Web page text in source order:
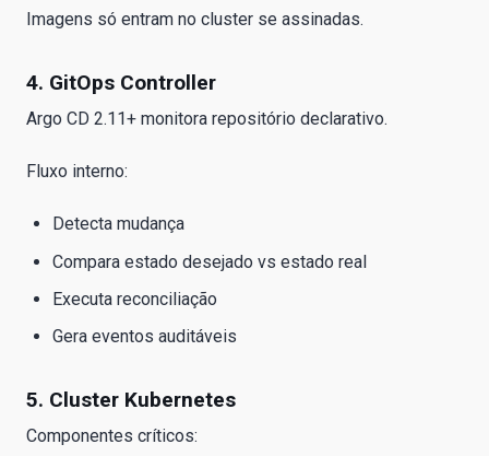
Imagens só entram no cluster se assinadas.
4. GitOps Controller
Argo CD 2.11+ monitora repositório declarativo.
Fluxo interno:
Detecta mudança
Compara estado desejado vs estado real
Executa reconciliação
Gera eventos auditáveis
5. Cluster Kubernetes
Componentes críticos: